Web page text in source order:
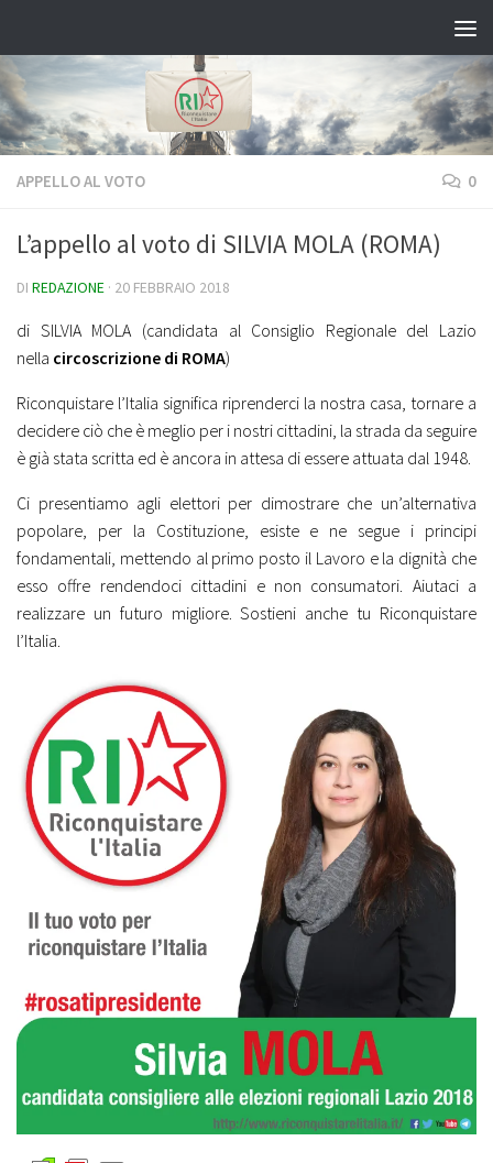
APPELLO AL VOTO 0
L’appello al voto di SILVIA MOLA (ROMA)
DI REDAZIONE · 20 FEBBRAIO 2018
di SILVIA MOLA (candidata al Consiglio Regionale del Lazio
nella circoscrizione di ROMA)
Riconquistare l’Italia significa riprenderci la nostra casa, tornare a
decidere ciò che è meglio per i nostri cittadini, la strada da seguire
è già stata scritta ed è ancora in attesa di essere attuata dal 1948.
Ci presentiamo agli elettori per dimostrare che un’alternativa
popolare, per la Costituzione, esiste e ne segue i principi
fondamentali, mettendo al primo posto il Lavoro e la dignità che
esso offre rendendoci cittadini e non consumatori. Aiutaci a
realizzare un futuro migliore. Sostieni anche tu Riconquistare
l’Italia.